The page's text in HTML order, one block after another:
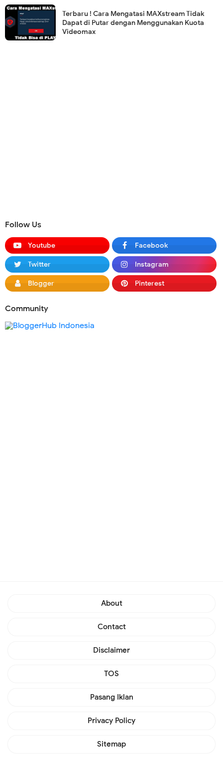
Terbaru ! Cara Mengatasi MAXstream Tidak
Dapat di Putar dengan Menggunakan Kuota
Videomax
Follow Us
Youtube Facebook
Twitter Instagram
Blogger Pinterest
Community
About
Contact
Disclaimer
TOS
Pasang Iklan
Privacy Policy
Sitemap